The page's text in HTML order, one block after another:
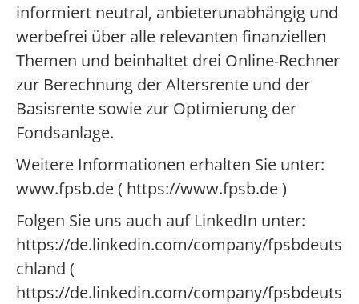
informiert neutral, anbieterunabhängig und
werbefrei über alle relevanten finanziellen
Themen und beinhaltet drei Online-Rechner
zur Berechnung der Altersrente und der
Basisrente sowie zur Optimierung der
Fondsanlage.
Weitere Informationen erhalten Sie unter:
www.fpsb.de ( https://www.fpsb.de )
Folgen Sie uns auch auf LinkedIn unter:
https://de.linkedin.com/company/fpsbdeuts
chland (
https://de.linkedin.com/company/fpsbdeuts